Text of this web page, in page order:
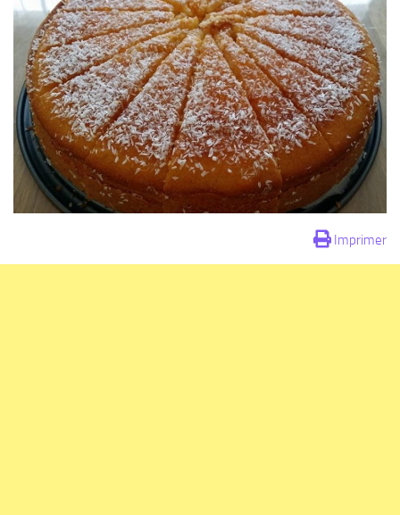
Imprimer